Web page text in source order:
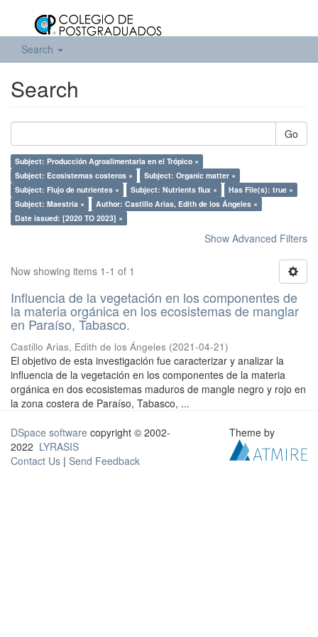
Search
Search
Go
Subject: Producción Agroalimentaria en el Trópico ×
Subject: Ecosistemas costeros ×
Subject: Organic matter ×
Subject: Flujo de nutrientes ×
Subject: Nutrients flux ×
Has File(s): true ×
Subject: Maestría ×
Author: Castillo Arias, Edith de los Ángeles ×
Date issued: [2020 TO 2023] ×
Show Advanced Filters
Now showing items 1-1 of 1
Influencia de la vegetación en los componentes de
la materia orgánica en los ecosistemas de manglar
en Paraíso, Tabasco.
Castillo Arias, Edith de los Ángeles (2021-04-21)
El objetivo de esta investigación fue caracterizar y analizar la
influencia de la vegetación en los componentes de la materia
orgánica en dos ecosistemas maduros de mangle negro y rojo en
la zona costera de Paraíso, Tabasco, ...
DSpace software copyright © 2002-
2022 LYRASIS
Contact Us | Send Feedback
Theme by